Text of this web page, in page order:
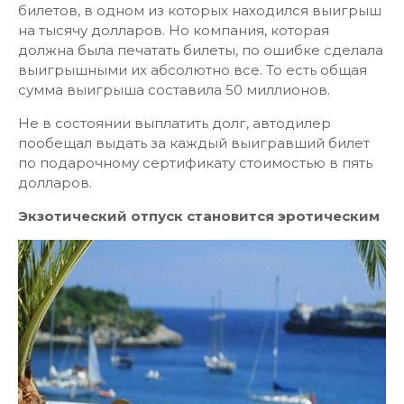
билетов, в одном из которых находился выигрыш
на тысячу долларов. Но компания, которая
должна была печатать билеты, по ошибке сделала
выигрышными их абсолютно все. То есть общая
сумма выигрыша составила 50 миллионов.
Не в состоянии выплатить долг, автодилер
пообещал выдать за каждый выигравший билет
по подарочному сертификату стоимостью в пять
долларов.
Экзотический отпуск становится эротическим